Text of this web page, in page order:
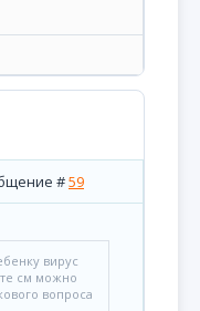
#59
вирус
см можно
вопроса